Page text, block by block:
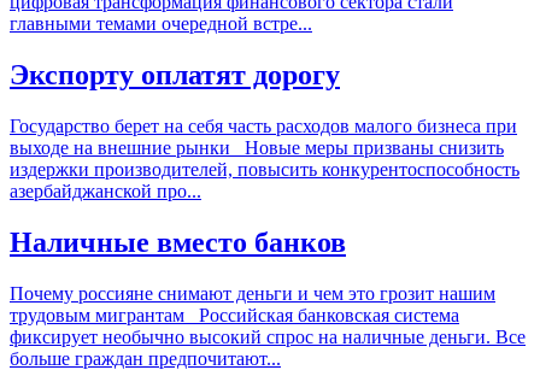
главными темами очередной встре...
Экспорту оплатят дорогу
Государство берет на себя часть расходов малого бизнеса при
выходе на внешние рынки Новые меры призваны снизить
издержки производителей, повысить конкурентоспособность
азербайджанской про...
Наличные вместо банков
Почему россияне снимают деньги и чем это грозит нашим
трудовым мигрантам Российская банковская система
фиксирует необычно высокий спрос на наличные деньги. Все
больше граждан предпочитают...